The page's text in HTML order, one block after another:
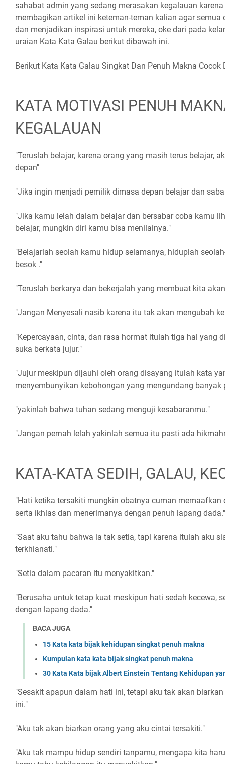
sahabat admin yang sedang merasakan kegalauan
membagikan artikel ini keteman-teman kalian agar
dan menjadikan inspirasi untuk mereka, oke dari pada
uraian Kata Kata Galau berikut dibawah ini.
Berikut Kata Kata Galau Singkat Dan Penuh Makna Cocok
KATA MOTIVASI PENUH
KEGALAUAN
"Teruslah belajar, karena orang yang masih terus belajar,
depan"
"Jika ingin menjadi pemilik dimasa depan belajar dan
"Jika kamu lelah dalam belajar dan bersabar coba kamu
belajar, mungkin diri kamu bisa menilainya."
"Belajarlah seolah kamu hidup selamanya, hiduplah
besok ."
"Teruslah berkarya dan bekerjalah yang membuat kita
"Jangan Menyesali nasib karena itu tak akan mengubah
"Kepercayaan, cinta, dan rasa hormat itulah tiga hal yang
suka berkata jujur."
"Jujur meskipun dijauhi oleh orang disayang itulah kata
menyembunyikan kebohongan yang mengundang banyak
"yakinlah bahwa tuhan sedang menguji kesabaranmu."
"Jangan pernah lelah yakinlah semua itu pasti ada
KATA-KATA SEDIH, GALAU,
"Hati ketika tersakiti mungkin obatnya cuman memaafkan
serta ikhlas dan menerimanya dengan penuh lapang dada."
"Saat aku tahu bahwa ia tak setia, tapi karena itulah aku
terkhianati."
"Setia dalam pacaran itu menyakitkan."
"Berusaha untuk tetap kuat meskipun hati sedah kecewa,
dengan lapang dada."
BACA JUGA
15 Kata kata bijak kehidupan singkat penuh makna
Kumpulan kata kata bijak singkat penuh makna
30 Kata Kata bijak Albert Einstein Tentang Kehidupan
"Sesakit apapun dalam hati ini, tetapi aku tak akan
ini."
"Aku tak akan biarkan orang yang aku cintai tersakiti."
"Aku tak mampu hidup sendiri tanpamu, mengapa kita